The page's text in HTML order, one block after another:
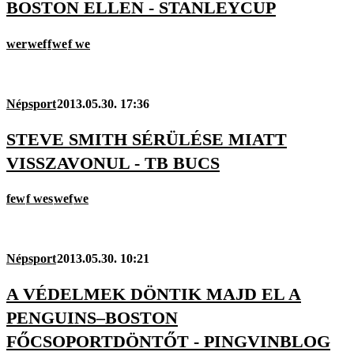
BOSTON ELLEN - STANLEYCUP
werweffwef we
Népsport2013.05.30. 17:36
STEVE SMITH SÉRÜLÉSE MIATT
VISSZAVONUL - TB BUCS
fewf weswefwe
Népsport2013.05.30. 10:21
A VÉDELMEK DÖNTIK MAJD EL A
PENGUINS–BOSTON
FŐCSOPORTDÖNTŐT - PINGVINBLOG